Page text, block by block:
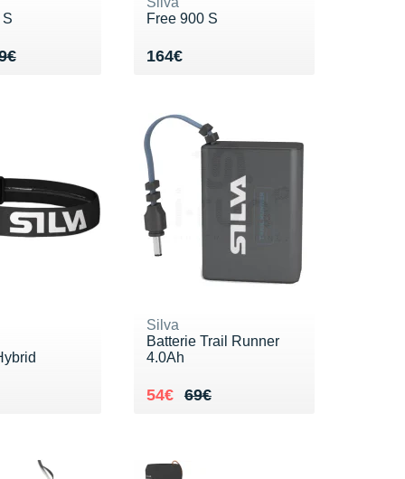
S
219€
Free 900 S
164€
Vendu 164€
Silva
Batterie Trail Runner
4.0Ah
69€
Au lieu de 69€
54€
Vendu 54€